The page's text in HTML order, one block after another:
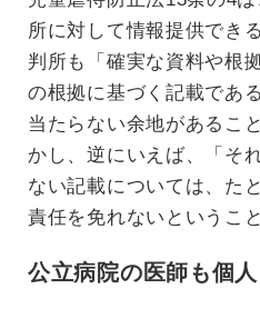
所に対して情報提供でき
判所も「確実な資料や根
の根拠に基づく記載であ
当たらない余地があるこ
かし、逆にいえば、「そ
ない記載については、た
責任を免れないというこ
公立病院の医師も個